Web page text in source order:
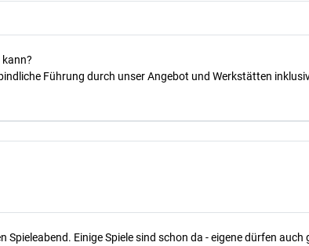
Führung durch unser Angebot und Werkstätten
Einige Spiele sind schon da - eigene dürfen